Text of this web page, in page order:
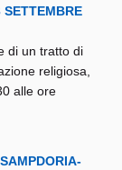
SETTEMBRE
di un tratto di
religiosa,
alle ore